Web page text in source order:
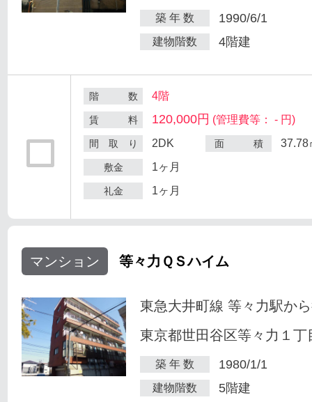
築 年 数 1990/6/1
建物階数 4階建
階 数 4階
賃 料 120,000円 (管理費等： - 円)
間 取 り 2DK 面 積 37.78
敷金 1ヶ月
礼金 1ヶ月
マンション 等々力ＱＳハイム
東急大井町線 等々力駅か
東京都世田谷区等々力１丁
築 年 数 1980/1/1
建物階数 5階建